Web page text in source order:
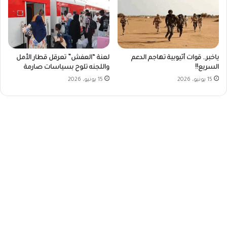
ياخبر.. قوات أثيوبية تهاجم الدعم
السريع!!
15 يونيو، 2026
لعنة “العفش” تعرقل قطار الأمل
واللجنه تلوح بسياسات صارمة
15 يونيو، 2026